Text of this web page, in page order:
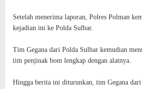
Setelah menerima laporan, Polres Polman
kejadian ini ke Polda Sulbar.
Tim Gegana dari Polda Sulbar kemudian
tim penjinak bom lengkap dengan alatnya.
Hingga berita ini diturunkan, tim Gegana dari